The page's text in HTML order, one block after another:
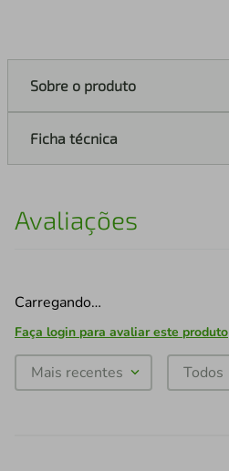
Sobre o produto
Ficha técnica
Avaliações
Carregando…
Faça login para avaliar este produto
Mais recentes Todos